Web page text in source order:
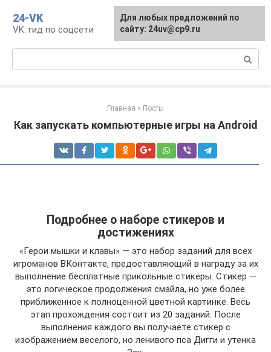
контенту
24-VK
VK: гид по соцсети
Главная » Посты
Как запускать компьютерные игры на Android
Подробнее о наборе стикеров и
достижениях
«Герои мышки и клавы» — это набор заданий для всех
игроманов ВКонтакте, предоставляющий в награду за их
выполнение бесплатные прикольные стикеры. Стикер —
это логическое продолжения смайла, но уже более
приближенное к полноценной цветной картинке. Весь
этап прохождения состоит из 20 заданий. После
выполнения каждого вы получаете стикер с
изображением веселого, но ленивого пса Дигги и утенка
Для любых предложений по
сайту: 24uv@cp9.ru